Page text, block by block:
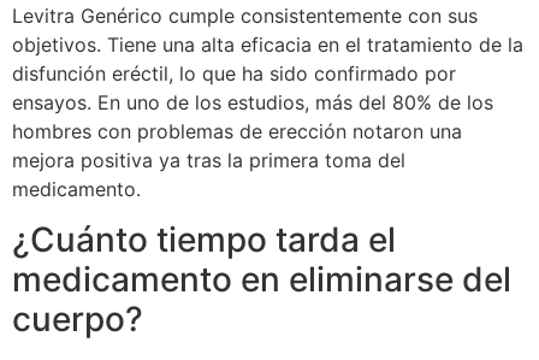
Levitra Genérico cumple consistentemente con sus
objetivos. Tiene una alta eficacia en el tratamiento de la
disfunción eréctil, lo que ha sido confirmado por
ensayos. En uno de los estudios, más del 80% de los
hombres con problemas de erección notaron una
mejora positiva ya tras la primera toma del
medicamento.
¿Cuánto tiempo tarda el
medicamento en eliminarse del
cuerpo?